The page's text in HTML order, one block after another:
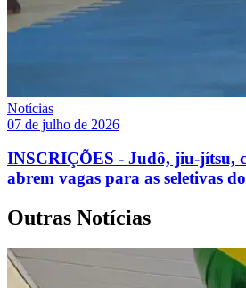
Notícias
07 de julho de 2026
INSCRIÇÕES - Judô, jiu-jítsu,
abrem vagas para as seletivas
Outras Notícias